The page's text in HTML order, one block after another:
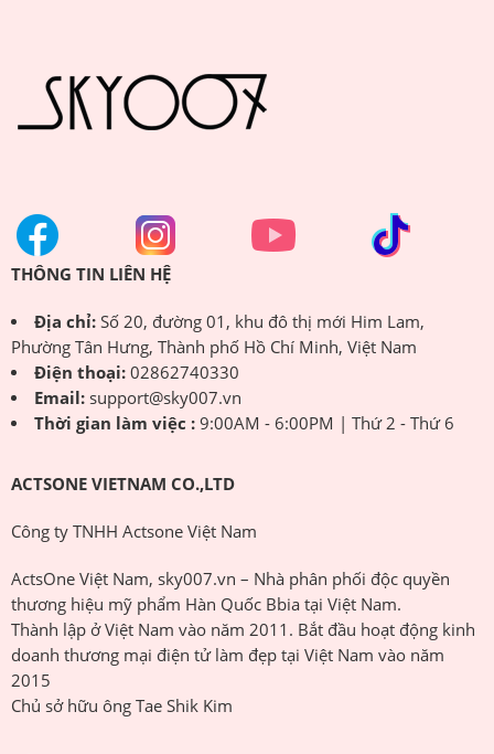
THÔNG TIN LIÊN HỆ
Địa chỉ:Số 20, đường 01, khu đô thị mới Him Lam,
Phường Tân Hưng, Thành phố Hồ Chí Minh, Việt Nam
Điện thoại:02862740330
Email:support@sky007.vn
Thời gian làm việc :9:00AM - 6:00PM | Thứ 2 - Thứ 6
ACTSONE VIETNAM CO.,LTD
Công ty TNHH Actsone Việt Nam
ActsOne Việt Nam, sky007.vn – Nhà phân phối độc quyền
thương hiệu mỹ phẩm Hàn Quốc Bbia tại Việt Nam.
Thành lập ở Việt Nam vào năm 2011. Bắt đầu hoạt động kinh
doanh thương mại điện tử làm đẹp tại Việt Nam vào năm
2015
Chủ sở hữu ông Tae Shik Kim